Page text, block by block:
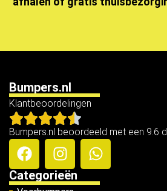
Bumpers.nl
Klantbeoordelingen
Bumpers.nl beoordeeld met een 9.6
Categorieën